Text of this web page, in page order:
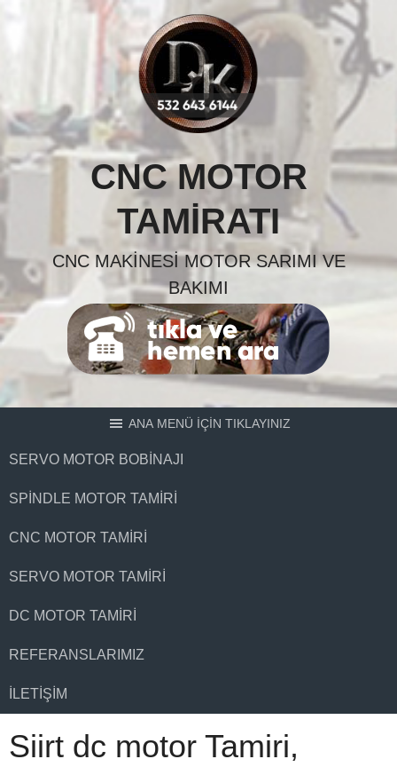
CNC MOTOR
TAMIRATI
CNC MAKINESI MOTOR SARIMI VE
BAKIMI
ANA MENÜ İÇİN TIKLAYINIZ
SERVO MOTOR BOBINAJI
SPINDLE MOTOR TAMIRI
CNC MOTOR TAMIRI
SERVO MOTOR TAMIRI
DC MOTOR TAMIRI
REFERANSLARIMIZ
İLETIŞIM
Siirt dc motor Tamiri,